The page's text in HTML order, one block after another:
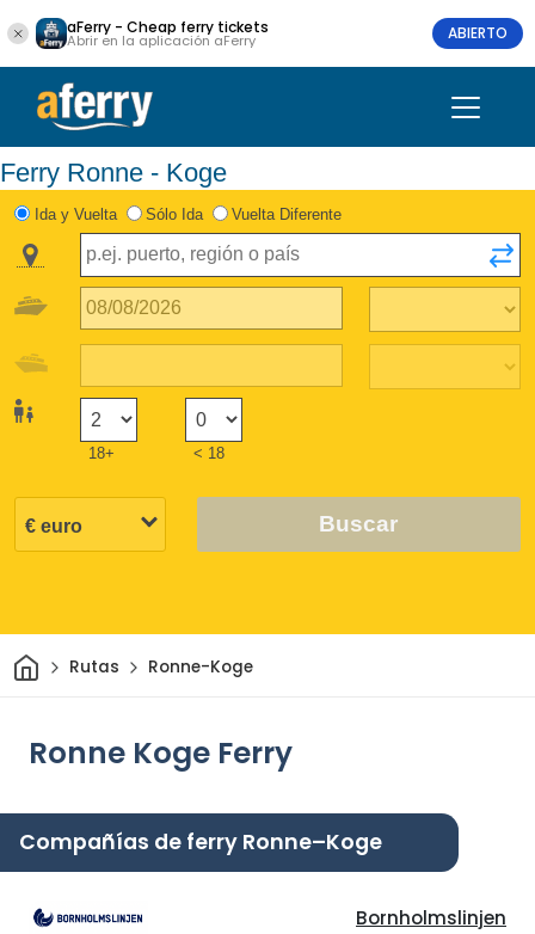
aFerry - Cheap ferry tickets
Abrir en la aplicación aFerry ABIERTO
Ferry Ronne - Koge
Ida y Vuelta Sólo Ida Vuelta Diferente
18+ < 18
Buscar
InicioRutas Ronne-Koge
Ronne Koge Ferry
Compañías de ferry Ronne–Koge
Bornholmslinjen